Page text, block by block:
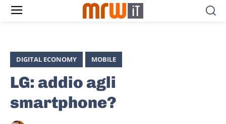
DIGITAL ECONOMY MOBILE
LG: addio agli
smartphone?